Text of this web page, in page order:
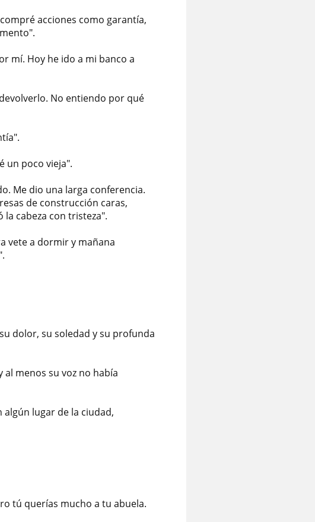
acciones como garantía,
mí. Hoy he ido a mi banco a
No entiendo por qué
un poco vieja".
Me dio una larga conferencia.
de construcción caras,
cabeza con tristeza".
vete a dormir y mañana
dolor, su soledad y su profunda
al menos su voz no había
lugar de la ciudad,
tú querías mucho a tu abuela.